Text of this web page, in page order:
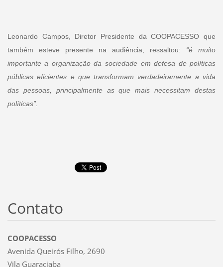
Leonardo Campos, Diretor Presidente da COOPACESSO que
também esteve presente na audiência, ressaltou: “é muito
importante a organização da sociedade em defesa de políticas
públicas eficientes e que transformam verdadeiramente a vida
das pessoas, principalmente as que mais necessitam destas
políticas”.
Contato
COOPACESSO
Avenida Queirós Filho, 2690
Vila Guaraciaba